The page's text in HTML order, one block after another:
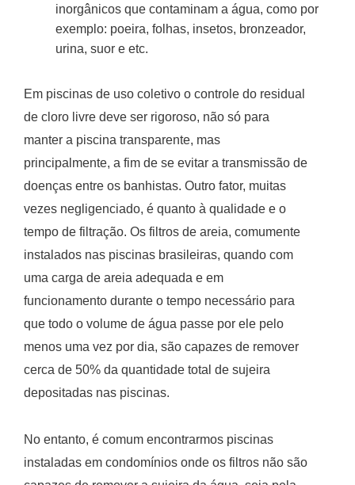
inorgânicos que contaminam a água, como por
exemplo: poeira, folhas, insetos, bronzeador,
urina, suor e etc.
Em piscinas de uso coletivo o controle do residual
de cloro livre deve ser rigoroso, não só para
manter a piscina transparente, mas
principalmente, a fim de se evitar a transmissão de
doenças entre os banhistas. Outro fator, muitas
vezes negligenciado, é quanto à qualidade e o
tempo de filtração. Os filtros de areia, comumente
instalados nas piscinas brasileiras, quando com
uma carga de areia adequada e em
funcionamento durante o tempo necessário para
que todo o volume de água passe por ele pelo
menos uma vez por dia, são capazes de remover
cerca de 50% da quantidade total de sujeira
depositadas nas piscinas.
No entanto, é comum encontrarmos piscinas
instaladas em condomínios onde os filtros não são